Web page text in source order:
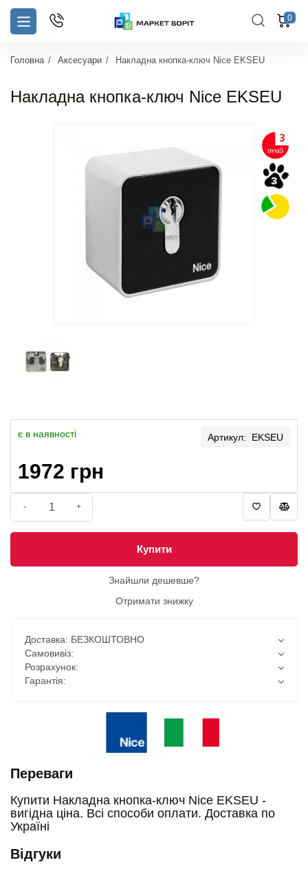
0
Головна Аксесуари Накладна кнопка-ключ Nice EKSEU
Накладна кнопка-ключ Nice EKSEU
є в наявності Артикул: EKSEU
1972 грн
- +
Купити
Знайшли дешевше?
Отримати знижку
Доставка: БЕЗКОШТОВНО
Самовивіз:
Розрахунок:
Гарантія:
Переваги
Купити Накладна кнопка-ключ Nice EKSEU -
вигідна ціна. Всі способи оплати. Доставка по
Україні
Відгуки